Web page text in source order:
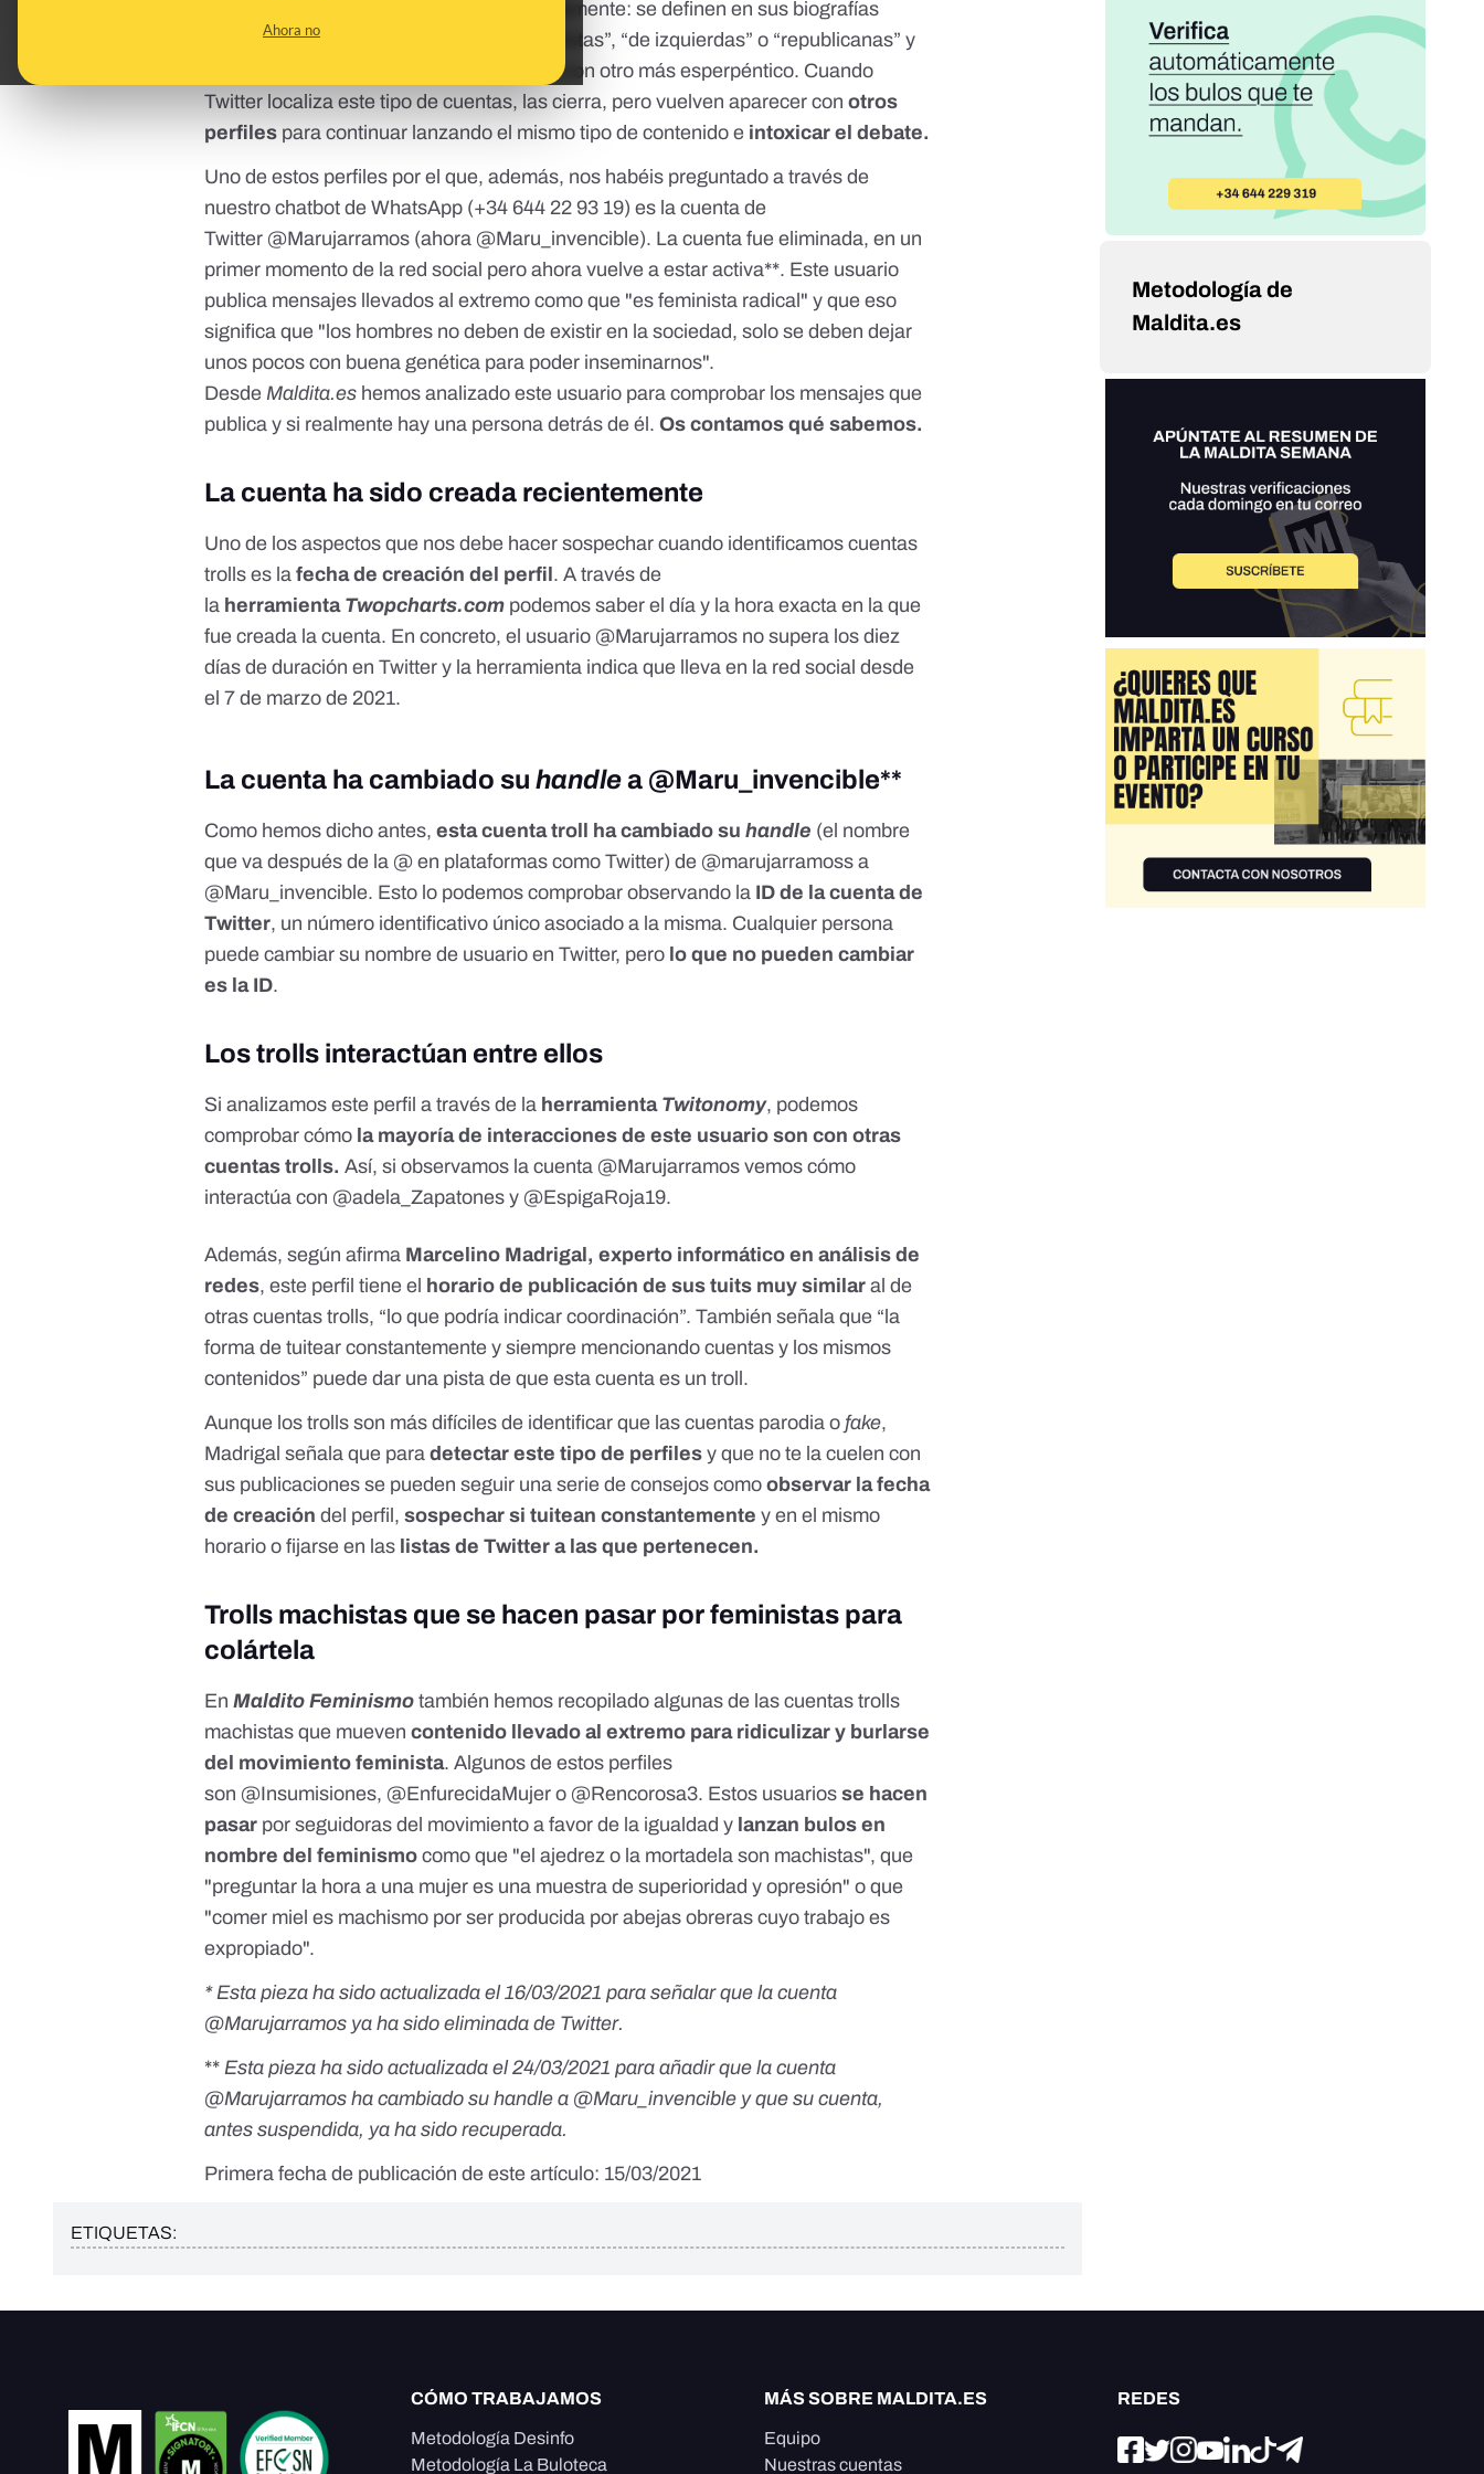
Ahora no
continuamente: se definen en sus biografías
como “feministas”, “antifascistas”, “socialistas”, “de izquierdas” o “republicanas” y
mezclan contenido a favor de la igualdad con otro más esperpéntico. Cuando
Twitter localiza este tipo de cuentas, las cierra, pero vuelven aparecer conotros
perfiles para continuar lanzando el mismo tipo de contenido e intoxicar el debate.
Uno de estos perfiles por el que, además, nos habéis preguntado a través de
nuestrochatbot de WhatsApp (+34 644 22 93 19) es la cuenta de
Twitter @Marujarramos (ahora @Maru_invencible). La cuenta fue eliminada, en un
primer momento de la red social pero ahora vuelve a estar activa**. Este usuario
publica mensajes llevados al extremo como que "es feminista radical" y que eso
significa que "los hombres no deben de existir en la sociedad, solo se deben dejar
unos pocos con buena genética para poder inseminarnos".
DesdeMaldita.es hemos analizado este usuario para comprobar los mensajes que
publica y si realmente hay una persona detrás de él.Os contamos qué sabemos.
La cuenta ha sido creada recientemente
Uno de los aspectos que nos debe hacer sospechar cuando identificamos cuentas
trolls es lafecha de creación del perfil . A través de
la herramienta Twopcharts.com podemos saber el día y la hora exacta en la que
fue creada la cuenta. En concreto, el usuario @Marujarramos no supera los diez
días de duración en Twitter y la herramienta indica que lleva en la red social desde
el 7 de marzo de 2021.
La cuenta ha cambiado suhandlea @Maru_invencible**
Como hemos dicho antes,esta cuenta troll ha cambiado suhandle (el nombre
que va después de la @ en plataformas como Twitter) de @marujarramoss a
@Maru_invencible. Esto lo podemos comprobar observando la ID de la cuenta de
Twitter, un número identificativo único asociado a la misma. Cualquier persona
puede cambiar su nombre de usuario en Twitter, pero lo que no pueden cambiar
es la ID.
Los trolls interactúan entre ellos
Si analizamos este perfil a través de la herramienta Twitonomy, podemos
comprobar cómo la mayoría de interacciones de este usuario son con otras
cuentas trolls. Así, si observamos la cuenta @Marujarramos vemos cómo
interactúa con @adela_Zapatones y @EspigaRoja19.
Además, según afirma Marcelino Madrigal, experto informático en análisis de
redes, este perfil tiene el horario de publicación de sus tuits muy similar al de
otras cuentas trolls, “lo que podría indicar coordinación”. También señala que “la
forma de tuitear constantemente y siempre mencionando cuentas y los mismos
contenidos” puede dar una pista de que esta cuenta es un troll.
Aunque los trolls son más difíciles de identificar que las cuentas parodia o fake,
Madrigal señala que paradetectar este tipo de perfilesy que no te la cuelen con
sus publicaciones se pueden seguir una serie de consejos comoobservar la fecha
de creación del perfil,sospechar si tuitean constantemente y en el mismo
horario o fijarse en las listas de Twitter a las que pertenecen.
Trolls machistas que se hacen pasar por feministas para
colártela
EnMaldito Feminismo también hemos recopilado algunas de las cuentas trolls
machistas que muevencontenido llevado al extremo para ridiculizar y burlarse
del movimiento feminista. Algunos de estos perfiles
son @Insumisiones, @EnfurecidaMujer o @Rencorosa3. Estos usuariosse hacen
pasar por seguidoras del movimiento a favor de la igualdad y lanzan bulos en
nombre del feminismo como que "el ajedrez o la mortadela son machistas", que
"preguntar la hora a una mujer es una muestra de superioridad y opresión" o que
"comer miel es machismo por ser producida por abejas obreras cuyo trabajo es
expropiado".
* Esta pieza ha sido actualizada el 16/03/2021 para señalar que la cuenta
@Marujarramos ya ha sido eliminada de Twitter.
** Esta pieza ha sido actualizada el 24/03/2021 para añadir que la cuenta
@Marujarramos ha cambiado su handle a @Maru_invencible y que su cuenta,
antes suspendida, ya ha sido recuperada.
Primera fecha de publicación de este artículo: 15/03/2021
ETIQUETAS:
Metodología de
Maldita.es
CÓMO TRABAJAMOS
Metodología Desinfo
Metodología La Buloteca
MÁS SOBRE MALDITA.ES
Equipo
Nuestras cuentas
REDES